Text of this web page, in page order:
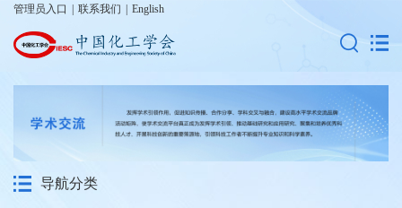
管理员入口 联系我们 English
导航分类